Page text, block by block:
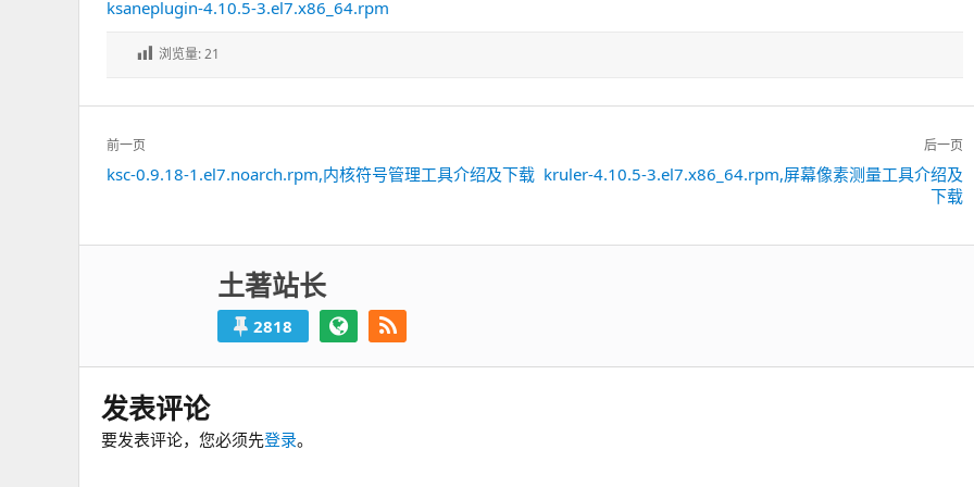
ksaneplugin-4.10.5-3.el7.x86_64.rpm
浏览量:21
文
章
前一页
上
ksc-0.9.18-1.el7.noarch.rpm,内核符号管理工具介绍及下载
后一页
下
kruler-4.10.5-3.el7.x86_64.rpm,屏幕像素测量工具介绍及
下载
土著站长
2818
发表评论
要发表评论，您必须先登录。